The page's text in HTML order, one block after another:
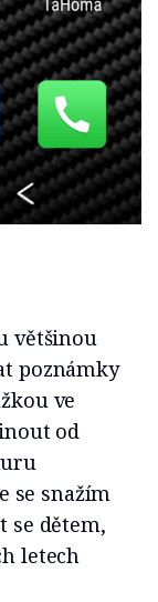
většinou
poznámky
ve
od
se snažím
se dětem,
letech